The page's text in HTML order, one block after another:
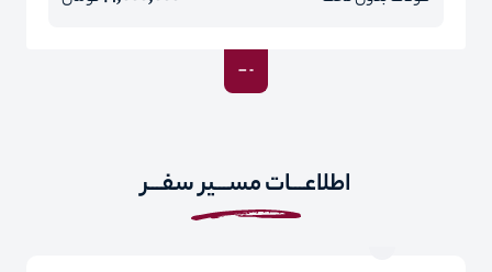
اطلاعـــات مســـیر سفـــر